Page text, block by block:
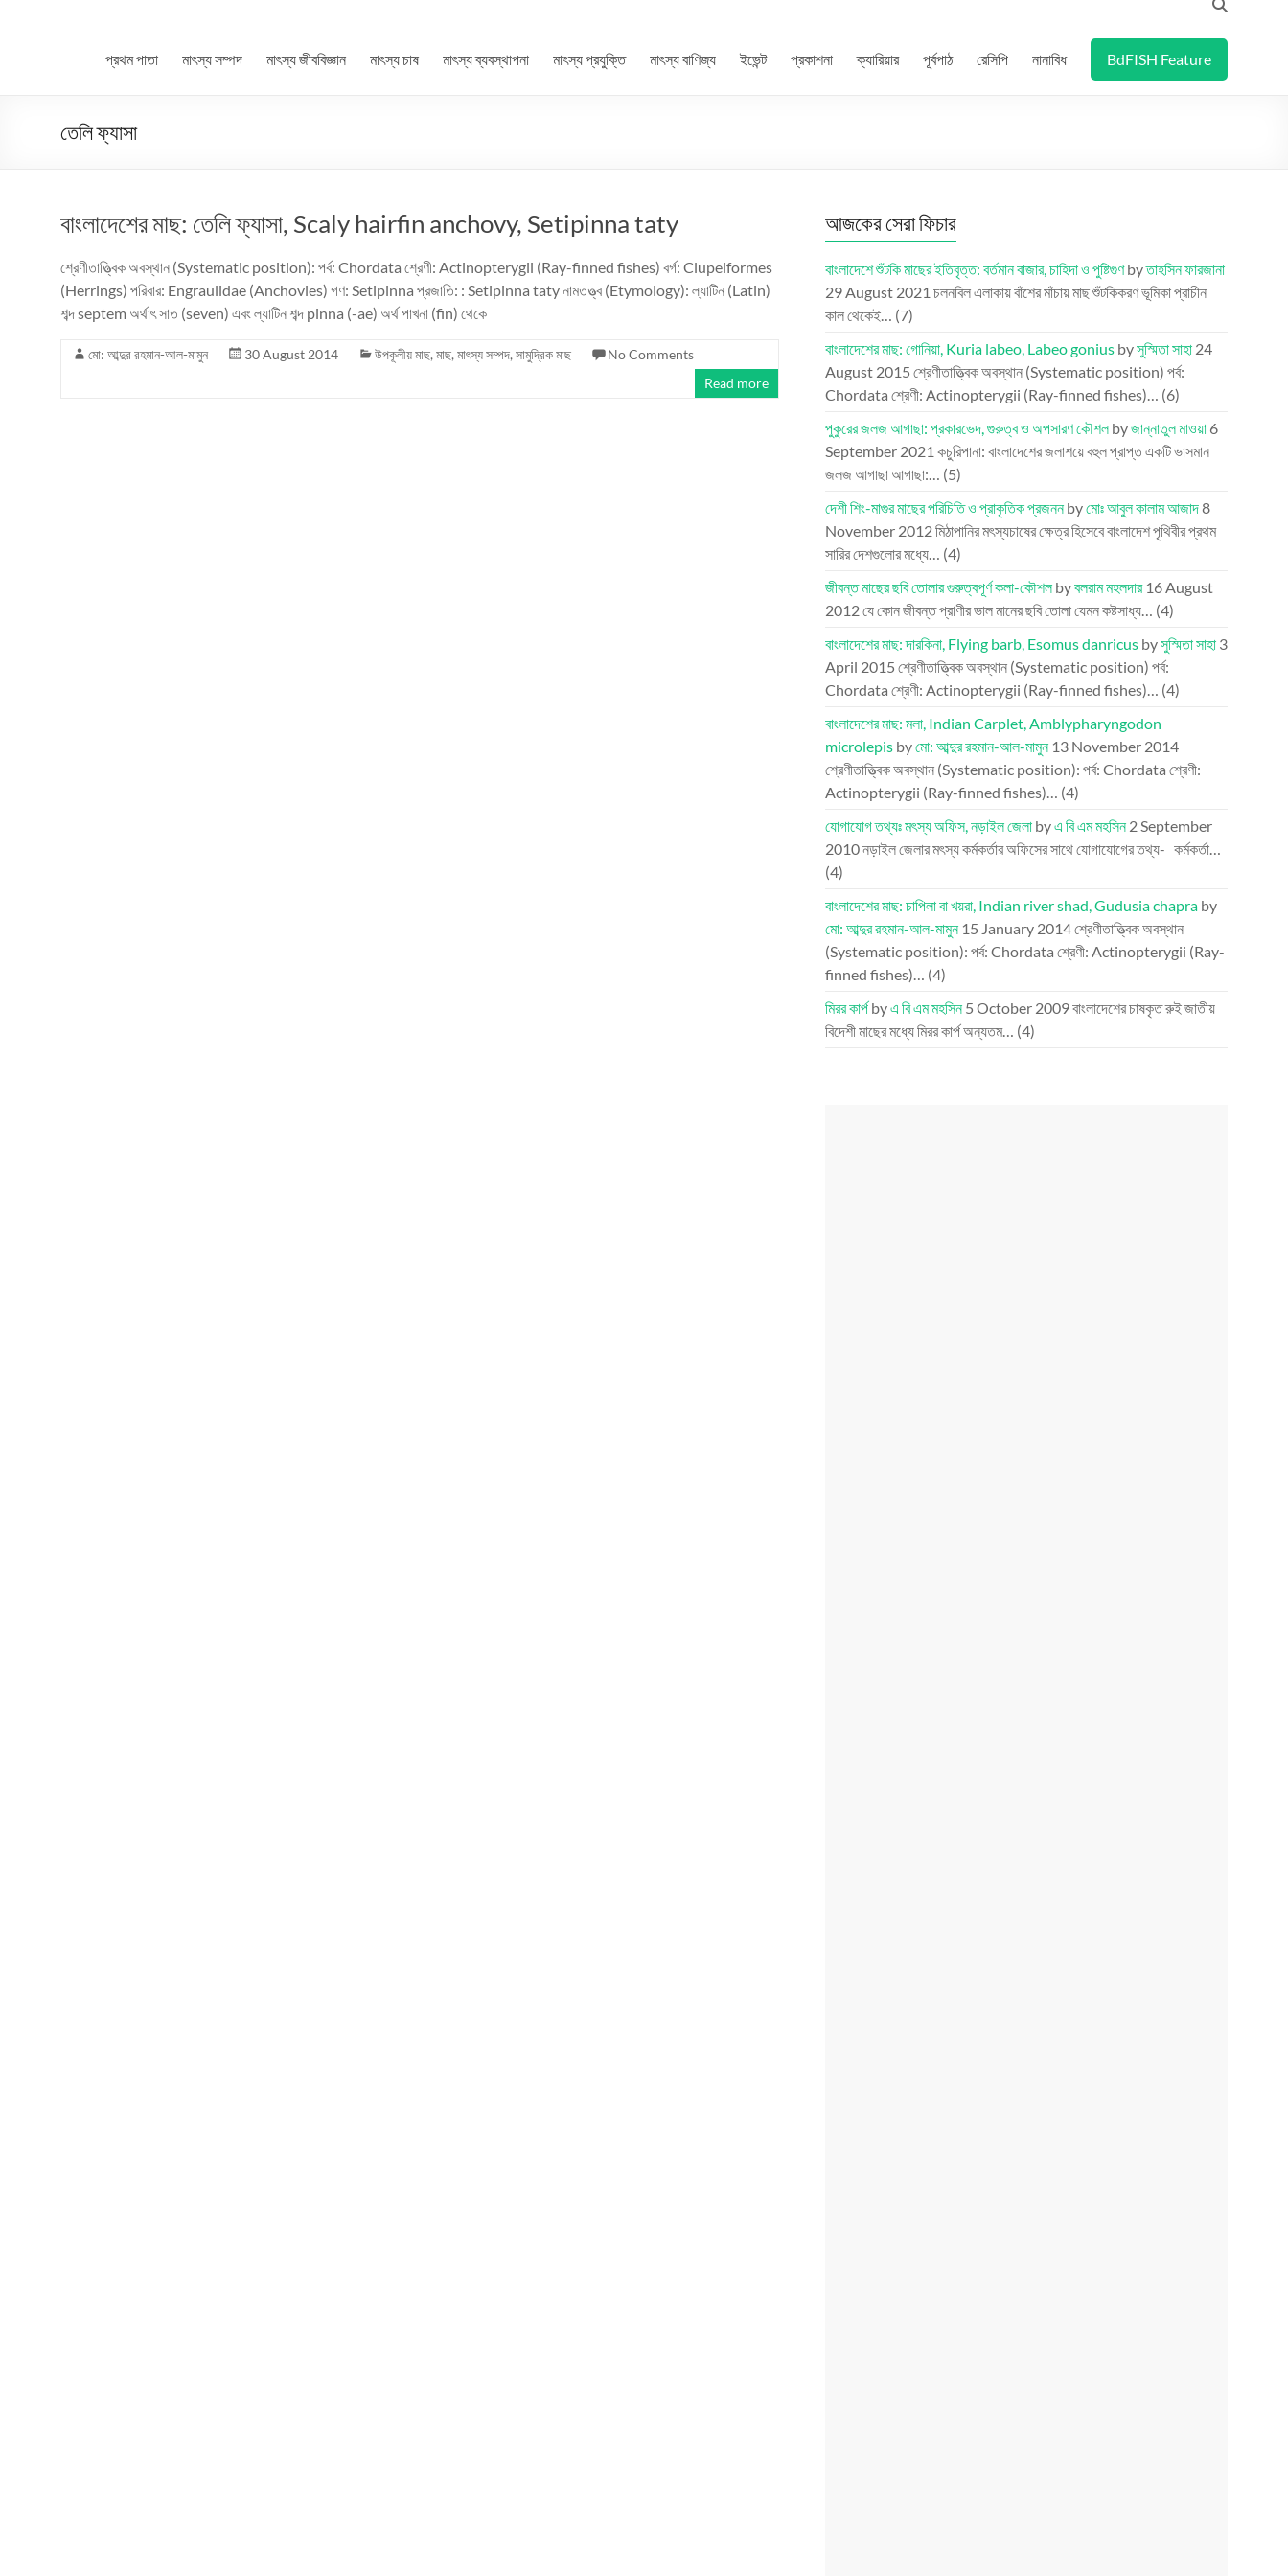
প্রথম পাতা মাৎস্য সম্পদ মাৎস্য জীববিজ্ঞান মাৎস্য চাষ মাৎস্য ব্যবস্থাপনা মাৎস্য প্রযুক্তি মাৎস্য বাণিজ্য ইভেন্ট প্রকাশনা ক্যারিয়ার পূর্বপাঠ রেসিপি নানাবিধ BdFISH Feature
তেলি ফ্যাসা
বাংলাদেশের মাছ: তেলি ফ্যাসা, Scaly hairfin anchovy, Setipinna taty
শ্রেণীতাত্ত্বিক অবস্থান (Systematic position): পর্ব: Chordata শ্রেণী: Actinopterygii (Ray-finned fishes) বর্গ: Clupeiformes
(Herrings) পরিবার: Engraulidae (Anchovies) গণ: Setipinna প্রজাতি: : Setipinna taty নামতত্ত্ব (Etymology): ল্যাটিন (Latin)
শব্দ septem অর্থাৎ সাত (seven) এবং ল্যাটিন শব্দ pinna (-ae) অর্থ পাখনা (fin) থেকে
মো: আব্দুর রহমান-আল-মামুন 30 August 2014 উপকূলীয় মাছ, মাছ, মাৎস্য সম্পদ, সামুদ্রিক মাছ
No Comments
Read more
আজকের সেরা ফিচার
বাংলাদেশে শুঁটকি মাছের ইতিবৃত্ত: বর্তমান বাজার, চাহিদা ও পুষ্টিগুণbyতাহসিন ফারজানা
29 August 2021 চলনবিল এলাকায় বাঁশের মাঁচায় মাছ শুঁটকিকরণ ভূমিকা প্রাচীন
কাল থেকেই… (7)
বাংলাদেশের মাছ: গোনিয়া, Kuria labeo, Labeo gonius byসুস্মিতা সাহা 24
August 2015 শ্রেণীতাত্ত্বিক অবস্থান (Systematic position) পর্ব:
Chordata শ্রেণী: Actinopterygii (Ray-finned fishes)… (6)
পুকুরের জলজ আগাছা: প্রকারভেদ, গুরুত্ব ও অপসারণ কৌশলbyজান্নাতুল মাওয়া 6
September 2021 কচুরিপানা: বাংলাদেশের জলাশয়ে বহুল প্রাপ্ত একটি ভাসমান
জলজ আগাছা আগাছা:… (5)
দেশী শিং-মাগুর মাছের পরিচিতি ও প্রাকৃতিক প্রজননbyমোঃ আবুল কালাম আজাদ8
November 2012মিঠাপানির মৎস্যচাষের ক্ষেত্র হিসেবে বাংলাদেশ পৃথিবীর প্রথম
সারির দেশগুলোর মধ্যে… (4)
জীবন্ত মাছের ছবি তোলার গুরুত্বপূর্ণ কলা-কৌশলbyবলরাম মহলদার 16 August
2012যে কোন জীবন্ত প্রাণীর ভাল মানের ছবি তোলা যেমন কষ্টসাধ্য… (4)
বাংলাদেশের মাছ: দারকিনা, Flying barb, Esomus danricus byসুস্মিতা সাহা 3
April 2015 শ্রেণীতাত্ত্বিক অবস্থান (Systematic position) পর্ব:
Chordata শ্রেণী: Actinopterygii (Ray-finned fishes)… (4)
বাংলাদেশের মাছ: মলা, Indian Carplet, Amblypharyngodon
microlepis byমো: আব্দুর রহমান-আল-মামুন 13 November 2014
শ্রেণীতাত্ত্বিক অবস্থান (Systematic position): পর্ব: Chordata শ্রেণী:
Actinopterygii (Ray-finned fishes)… (4)
যোগাযোগ তথ্যঃ মৎস্য অফিস, নড়াইল জেলা byএ বি এম মহসিন 2 September
2010নড়াইল জেলার মৎস্য কর্মকর্তার অফিসের সাথে যোগাযোগের তথ্য- কর্মকর্তা…
(4)
বাংলাদেশের মাছ: চাপিলা বা খয়রা, Indian river shad, Gudusia chapra by
মো: আব্দুর রহমান-আল-মামুন 15 January 2014শ্রেণীতাত্ত্বিক অবস্থান
(Systematic position): পর্ব: Chordata শ্রেণী: Actinopterygii (Ray-
finned fishes)… (4)
মিরর কার্পbyএ বি এম মহসিন 5 October 2009বাংলাদেশের চাষকৃত রুই জাতীয়
বিদেশী মাছের মধ্যে মিরর কার্প অন্যতম… (4)